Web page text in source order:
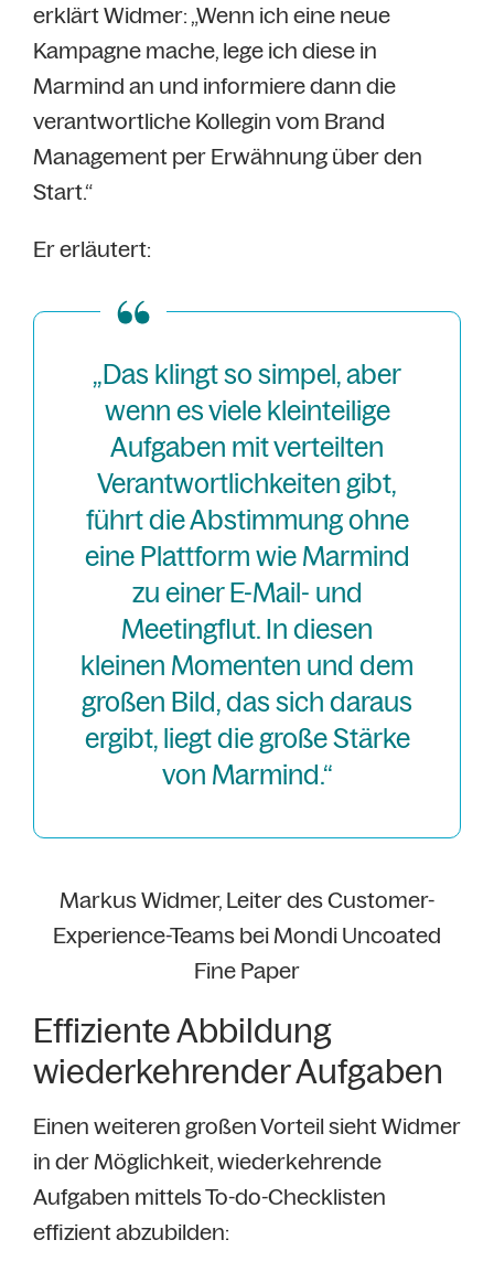
erklärt Widmer: „Wenn ich eine neue
Kampagne mache, lege ich diese in
Marmind an und informiere dann die
verantwortliche Kollegin vom Brand
Management per Erwähnung über den
Start.“
Er erläutert:
„Das klingt so simpel, aber
wenn es viele kleinteilige
Aufgaben mit verteilten
Verantwortlichkeiten gibt,
führt die Abstimmung ohne
eine Plattform wie Marmind
zu einer E-Mail- und
Meetingflut. In diesen
kleinen Momenten und dem
großen Bild, das sich daraus
ergibt, liegt die große Stärke
von Marmind.“
Markus Widmer, Leiter des Customer-
Experience-Teams bei Mondi Uncoated
Fine Paper
Effiziente Abbildung
wiederkehrender Aufgaben
Einen weiteren großen Vorteil sieht Widmer
in der Möglichkeit, wiederkehrende
Aufgaben mittels To-do-Checklisten
effizient abzubilden: